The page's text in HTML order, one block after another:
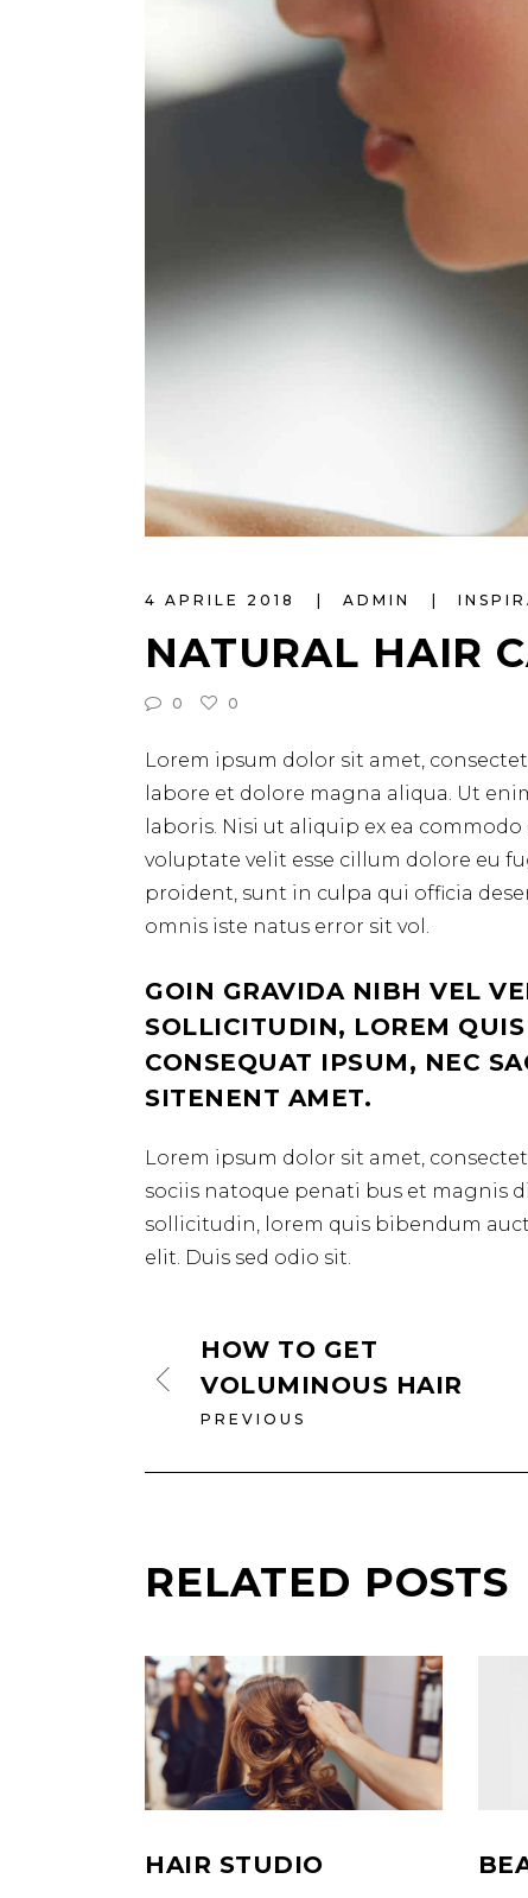
4 APRILE 2018 ADMIN
NATURAL HAIR
0 0
Lorem ipsum dolor sit amet,
labore et dolore magna aliqua. Ut
laboris. Nisi ut aliquip ex ea
voluptate velit esse cillum dolore eu
proident, sunt in culpa qui officia
omnis iste natus error sit vol.
GOIN GRAVIDA NIBH VEL
SOLLICITUDIN, LOREM
CONSEQUAT IPSUM, NEC
SITENENT AMET.
Lorem ipsum dolor sit amet,
sociis natoque penati bus et magnis
sollicitudin, lorem quis bibendum
elit. Duis sed odio sit.
HOW TO GET
VOLUMINOUS HAIR
PREVIOUS
RELATED POSTS
HAIR STUDIO